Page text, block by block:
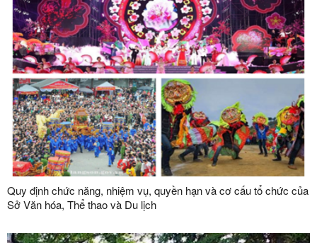
Quy định chức năng, nhiệm vụ, quyền hạn và cơ cấu tổ chức của
Sở Văn hóa, Thể thao và Du lịch